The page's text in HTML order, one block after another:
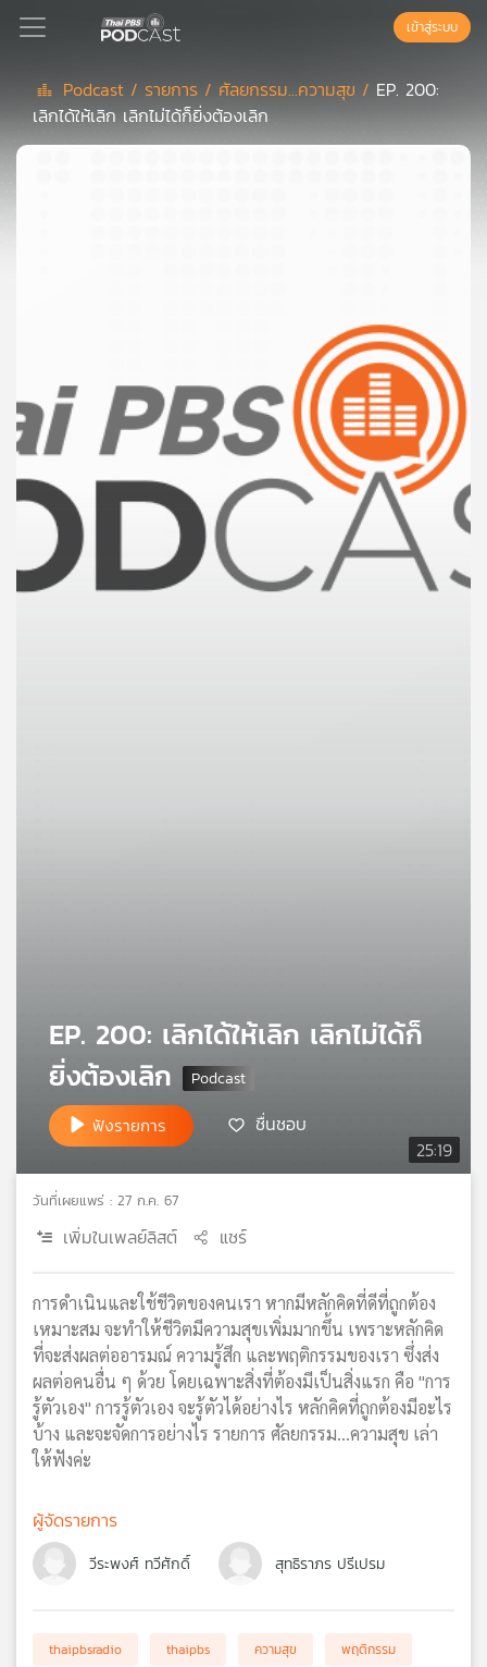
Podcast
ย์
ลิ
สต์
ของ
คุณ
เพลง
แผนที่
วิทยุ
ข่าย
เข้าสู่ระบบ
Podcast / รายการ / ศัลยกรรม...ความสุข / EP. 200:
เลิกได้ให้เลิก เลิกไม่ได้ก็ยิ่งต้องเลิก
25:19
EP. 200: เลิกได้ให้เลิก เลิกไม่ได้ก็
ยิ่งต้องเลิก
ฟังรายการ ชื่นชอบ
วันที่เผยแพร่ : 27 ก.ค. 67
เพิ่มในเพลย์ลิสต์ แชร์
การดำเนินและใช้ชีวิตของคนเรา หากมีหลักคิดที่ดีที่ถูกต้อง
เหมาะสม จะทำให้ชีวิตมีความสุขเพิ่มมากขึ้น เพราะหลักคิด
ที่จะส่งผลต่ออารมณ์ ความรู้สึก และพฤติกรรมของเรา ซึ่งส่ง
ผลต่อคนอื่น ๆ ด้วย โดยเฉพาะสิ่งที่ต้องมีเป็นสิ่งแรก คือ "การ
รู้ตัวเอง" การรู้ตัวเอง จะรู้ตัวได้อย่างไร หลักคิดที่ถูกต้องมีอะไร
บ้าง และจะจัดการอย่างไร รายการ ศัลยกรรม...ความสุข เล่า
ให้ฟังค่ะ
ผู้จัดรายการ
วีระพงศ์ ทวีศักดิ์ สุทธิราภร ปรีเปรม
thaipbsradio thaipbs ความสุข
พฤติกรรม